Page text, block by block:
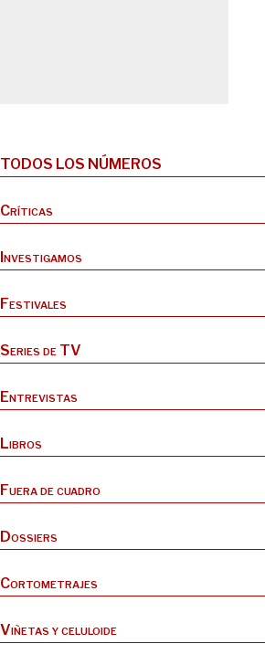
TODOS LOS NÚMEROS
Críticas
Investigamos
Festivales
Series de TV
Entrevistas
Libros
Fuera de cuadro
Dossiers
Cortometrajes
Viñetas y celuloide